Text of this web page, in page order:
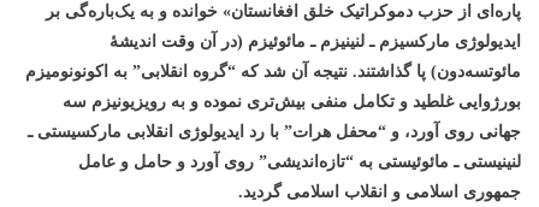
پاره‌ای از حزب دموکراتیک خلق افغانستان» خوانده و به یک‌باره‌گی بر
ایدیولوژی مارکسیزم ـ لنینیزم ـ مائوئیزم (در آن وقت اندیشۀ
مائوتسه‌دون) پا گذاشتند. نتیجه آن شد که “گروه انقلابی” به اکونونومیزم
بورژوایی غلطید و تکامل منفی بیش‌تری نموده و به رویزیونیزم سه
جهانی روی آورد، و “محفل هرات” با رد ایدیولوژی انقلابی مارکسیستی ـ
لنینیستی ـ مائوئیستی به “تازه‌اندیشی” روی آورد و حامل و عامل
جمهوری اسلامی و انقلاب اسلامی گردید.